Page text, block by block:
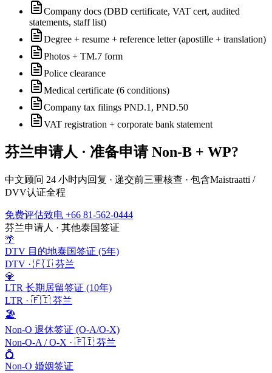
Company docs (DBD certificate, VAT cert, audited
statements, staff list)
Degree + resume + reference letter (apostille + translation)
Photos + TM.7 form
Police clearance
Medical certificate (6 conditions)
Company tax filings PND.1, PND.50
VAT registration + corporate bank statement
芬兰申请人 · 准备申请Non-B + WP?
中文顾问 24 小时内回复 · 递交前三重核查 · 包含Maistraatti /
DVV认证全程
免费评估致电 +66 81-562-0444
芬兰申请人 · 其他泰国签证
🌴
DTV 目的地泰国签证 (5年)
DTV · 🇫🇮 芬兰
💎
LTR 长期居留签证 (10年)
LTR · 🇫🇮 芬兰
🏖️
Non-O 退休签证 (O-A/O-X)
Non-O-A / O-X · 🇫🇮 芬兰
💍
Non-O 婚姻签证